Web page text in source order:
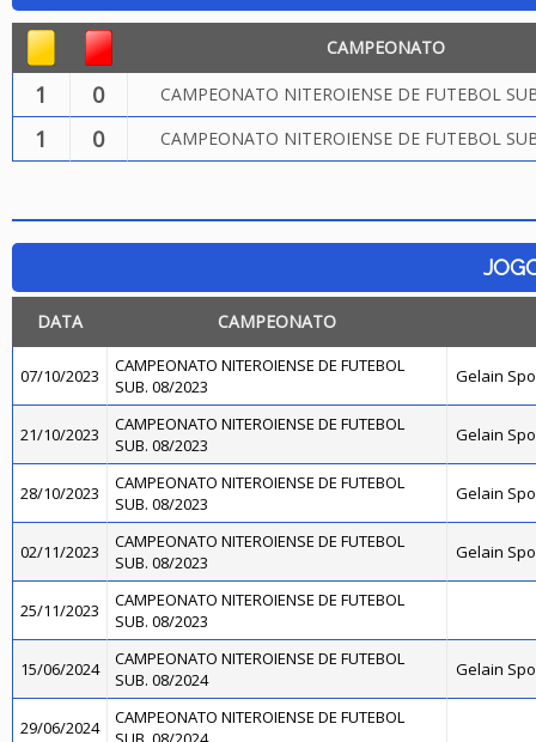
CAMPEONATO
1 0 CAMPEONATO NITEROIENSE DE FUTEBOL
1 0 CAMPEONATO NITEROIENSE DE FUTEBOL
DATA CAMPEONATO
07/10/2023
CAMPEONATO NITEROIENSE DE FUTEBOL
SUB. 08/2023
Gelain
21/10/2023
CAMPEONATO NITEROIENSE DE FUTEBOL
SUB. 08/2023
Gelain
28/10/2023
CAMPEONATO NITEROIENSE DE FUTEBOL
SUB. 08/2023
Gelain
02/11/2023
CAMPEONATO NITEROIENSE DE FUTEBOL
SUB. 08/2023
Gelain
25/11/2023
CAMPEONATO NITEROIENSE DE FUTEBOL
SUB. 08/2023
15/06/2024
CAMPEONATO NITEROIENSE DE FUTEBOL
SUB. 08/2024
Gelain
29/06/2024
CAMPEONATO NITEROIENSE DE FUTEBOL